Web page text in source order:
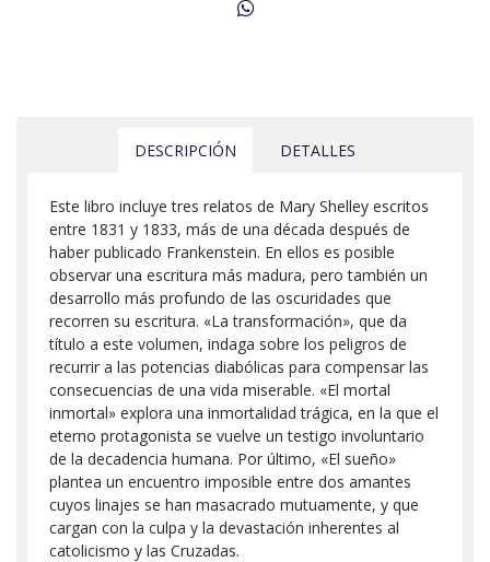
DESCRIPCIÓN DETALLES
Este libro incluye tres relatos de Mary Shelley escritos
entre 1831 y 1833, más de una década después de
haber publicado Frankenstein. En ellos es posible
observar una escritura más madura, pero también un
desarrollo más profundo de las oscuridades que
recorren su escritura. «La transformación», que da
título a este volumen, indaga sobre los peligros de
recurrir a las potencias diabólicas para compensar las
consecuencias de una vida miserable. «El mortal
inmortal» explora una inmortalidad trágica, en la que el
eterno protagonista se vuelve un testigo involuntario
de la decadencia humana. Por último, «El sueño»
plantea un encuentro imposible entre dos amantes
cuyos linajes se han masacrado mutuamente, y que
cargan con la culpa y la devastación inherentes al
catolicismo y las Cruzadas.